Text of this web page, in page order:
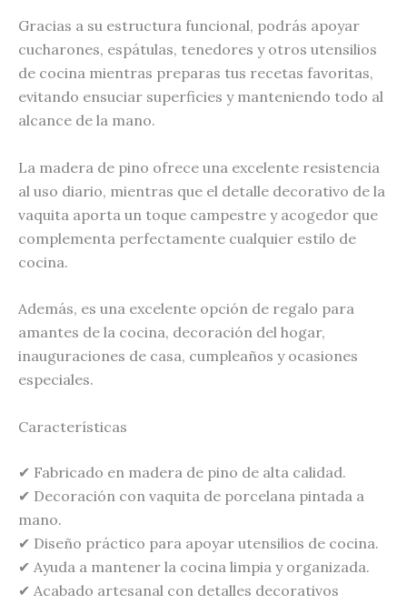
Gracias a su estructura funcional, podrás apoyar
cucharones, espátulas, tenedores y otros utensilios
de cocina mientras preparas tus recetas favoritas,
evitando ensuciar superficies y manteniendo todo al
alcance de la mano.
La madera de pino ofrece una excelente resistencia
al uso diario, mientras que el detalle decorativo de la
vaquita aporta un toque campestre y acogedor que
complementa perfectamente cualquier estilo de
cocina.
Además, es una excelente opción de regalo para
amantes de la cocina, decoración del hogar,
inauguraciones de casa, cumpleaños y ocasiones
especiales.
Características
✔ Fabricado en madera de pino de alta calidad.
✔ Decoración con vaquita de porcelana pintada a
mano.
✔ Diseño práctico para apoyar utensilios de cocina.
✔ Ayuda a mantener la cocina limpia y organizada.
✔ Acabado artesanal con detalles decorativos